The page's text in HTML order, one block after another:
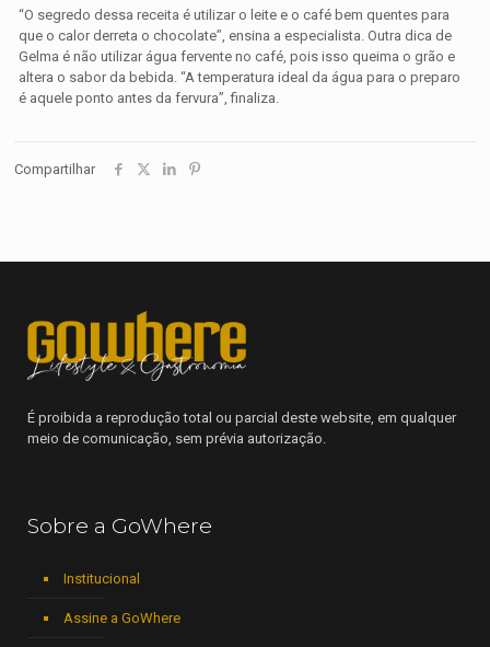
“O segredo dessa receita é utilizar o leite e o café bem quentes para
que o calor derreta o chocolate”, ensina a especialista. Outra dica de
Gelma é não utilizar água fervente no café, pois isso queima o grão e
altera o sabor da bebida. “A temperatura ideal da água para o preparo
é aquele ponto antes da fervura”, finaliza.
Compartilhar
É proibida a reprodução total ou parcial deste website, em qualquer
meio de comunicação, sem prévia autorização.
Sobre a GoWhere
Institucional
Assine a GoWhere